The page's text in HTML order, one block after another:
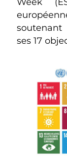
ses 17